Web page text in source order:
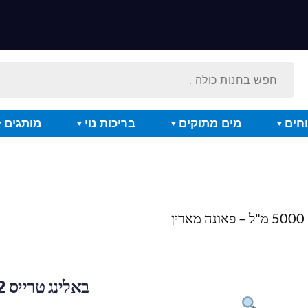
מים מתוקים בריכות נוי מותגים
באלינג טרייס 2 מטאבוליק 5000 מ"ל – פאונה מארין